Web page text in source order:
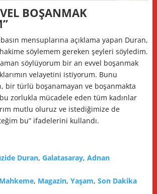
BOŞANMAK
mensuplarına açıklama yapan Duran,
söylemem gereken şeyleri söyledim.
söylüyorum bir an evvel boşanmak
velayetini istiyorum. Bunu
bir türlü boşanamayan ve boşanmakta
zorlukla mücadele eden tüm kadınlar
mutlu oluruz ve istediğimize de
bu” ifadelerini kullandı.
Duran, Galatasaray, Adnan
Mahkeme, Magazin, Yaşam, Son Dakika